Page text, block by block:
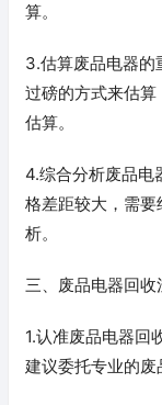
算。
3.估算废品电器的
过磅的方式来估
估算。
4.综合分析废品电
格差距较大，需
析。
三、废品电器回收
1.认准废品电器回
建议委托专业的废